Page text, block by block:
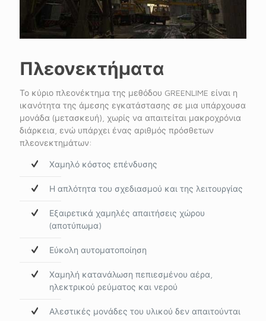
Πλεονεκτήματα
Το κύριο πλεονέκτημα της μεθόδου GREENLIME είναι η
ικανότητα της άμεσης εγκατάστασης σε μια υπάρχουσα
μονάδα (μετασκευή), χωρίς να απαιτείται μακροχρόνια
διάρκεια, ενώ υπάρχει ένας αριθμός πρόσθετων
πλεονεκτημάτων:
Χαμηλό κόστος επένδυσης
Η απλότητα του σχεδιασμού και της λειτουργίας
Εξαιρετικά χαμηλές απαιτήσεις χώρου
(αποτύπωμα)
Εύκολη αυτοματοποίηση
Χαμηλή κατανάλωση πεπιεσμένου αέρα,
ηλεκτρικού ρεύματος και νερού
Αλεστικές μονάδες του υλικού δεν απαιτούνται